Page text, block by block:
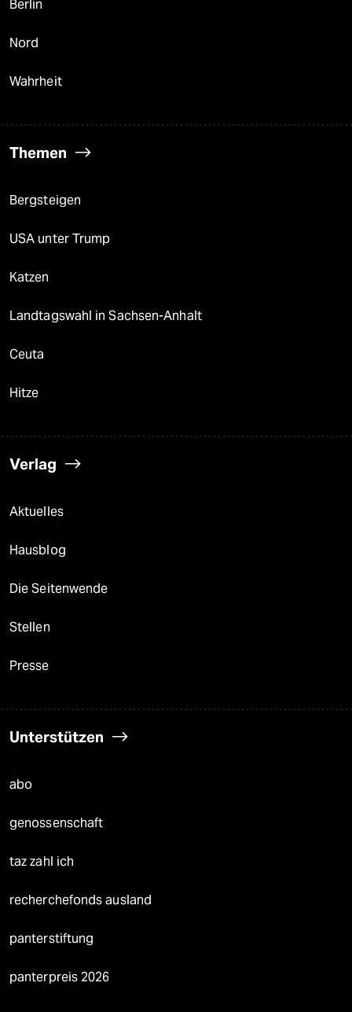
Berlin
Nord
Wahrheit
Themen
Bergsteigen
USA unter Trump
Katzen
Landtagswahl in Sachsen-Anhalt
Ceuta
Hitze
Verlag
Aktuelles
Hausblog
Die Seitenwende
Stellen
Presse
Unterstützen
abo
genossenschaft
taz zahl ich
recherchefonds ausland
panterstiftung
panterpreis 2026